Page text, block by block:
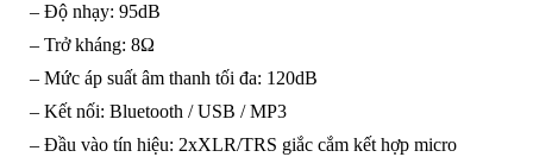
– Độ nhạy: 95dB
– Trở kháng: 8Ω
– Mức áp suất âm thanh tối đa: 120dB
– Kết nối: Bluetooth / USB / MP3
– Đầu vào tín hiệu: 2xXLR/TRS giắc cắm kết hợp micro